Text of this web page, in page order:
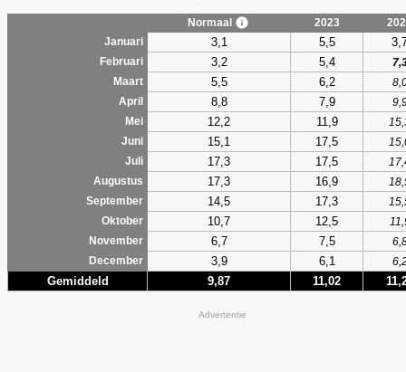
Normaal 2023
Januari
3,1 5,5
Februari 3,2 5,4
Maart
5,5 6,2
April
8,8 7,9
Mei
12,2 11,9
Juni
15,1 17,5
Juli
17,3 17,5
Augustus
17,3 16,9
September
14,5 17,3
Oktober
10,7 12,5
November
6,7 7,5
December
3,9 6,1
Gemiddeld 9,87 11,02
Advertentie